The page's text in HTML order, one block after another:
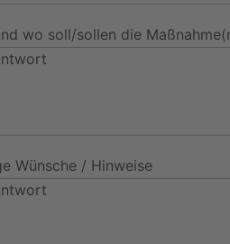
wo soll/sollen die
Wünsche / Hinweise